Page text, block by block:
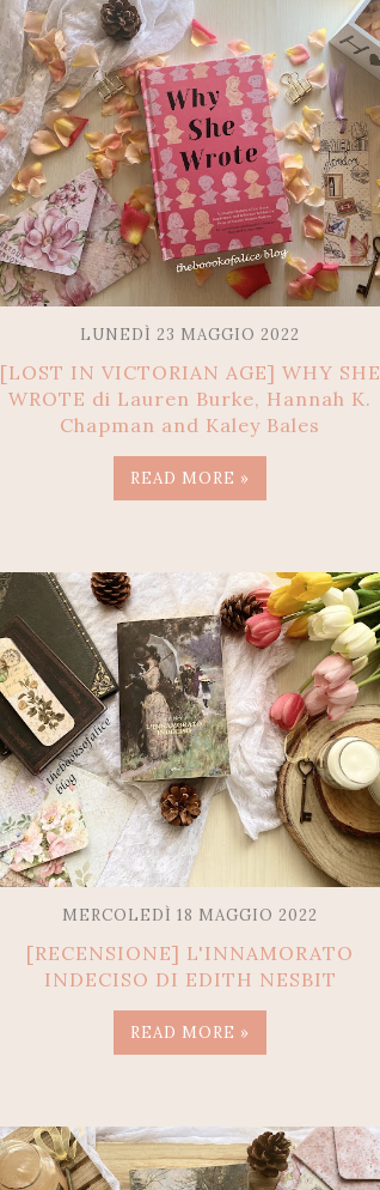
LUNEDÌ 23 MAGGIO 2022
[LOST IN VICTORIAN AGE] WHY SHE
WROTE di Lauren Burke, Hannah K.
Chapman and Kaley Bales
READ MORE »
MERCOLEDÌ 18 MAGGIO 2022
[RECENSIONE] L'INNAMORATO
INDECISO DI EDITH NESBIT
READ MORE »